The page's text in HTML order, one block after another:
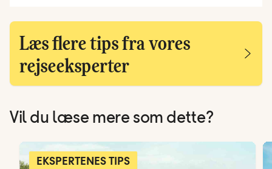
Læs flere tips fra vores
rejseeksperter
Vil du læse mere som dette?
EKSPERTENES TIPS